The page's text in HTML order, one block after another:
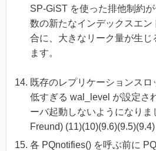
SP-GiST を使った排他制約
数の新たなインデックスエン
合に、大きなリーク量が生じ
ます。
既存のレプリケーションス
低すぎる wal_level が設定さ
ーバ起動しないようになりま
Freund) (11)(10)(9.6)(9.5)(9.4)
各 PQnotifies() を呼ぶ前に